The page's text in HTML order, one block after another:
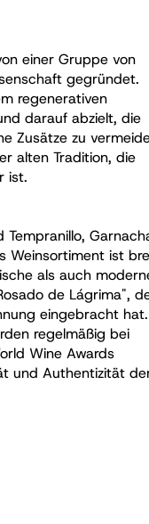
einer Gruppe von
gegründet.
regenerativen
darauf abzielt, die
Zusätze zu
alten Tradition, die
ist.
Weinsortiment ist
als auch
de Lágrima",
eingebracht hat.
regelmäßig bei
Wine Awards
und Authentizität